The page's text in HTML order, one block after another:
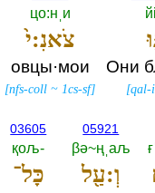
Они
[qal-
цо:нˌи
צֹאנִ:י֙
овцы·мои
[nfs-coll ~1cs-sf]
05921
βә~ңˌаљ
וְ:עַ֖ל
03605
қољ-‎
כָּל־